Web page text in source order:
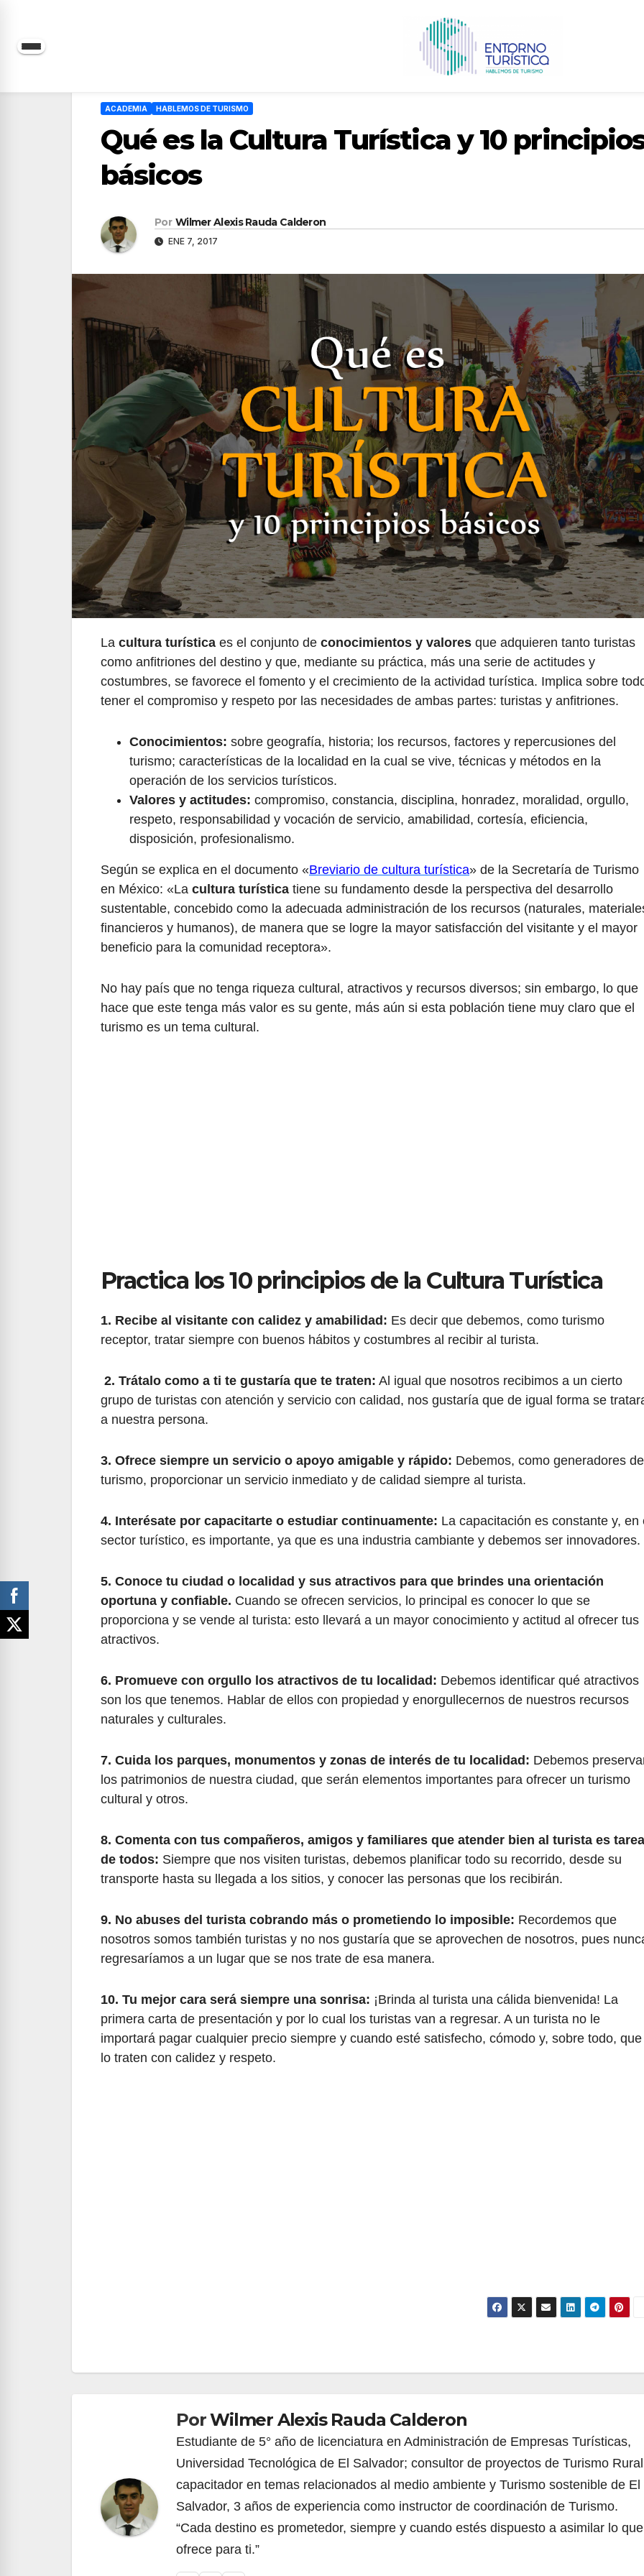
Saltar
ACADEMIA HABLEMOS DE TURISMO
Qué es la Cultura Turística y 10
básicos
Por Wilmer Alexis Rauda Calderon
ENE 7, 2017
La cultura turística es el conjunto de conocimientos y valores que adquieren tanto turistas
como anfitriones del destino y que, mediante su práctica, más una serie de actitudes y
costumbres, se favorece el fomento y el crecimiento de la actividad turística. Implica sobre
tener el compromiso y respeto por las necesidades de ambas partes: turistas y anfitriones.
Conocimientos: sobre geografía, historia; los recursos, factores y repercusiones del
turismo; características de la localidad en la cual se vive, técnicas y métodos en la
operación de los servicios turísticos.
Valores y actitudes: compromiso, constancia, disciplina, honradez, moralidad, orgullo,
respeto, responsabilidad y vocación de servicio, amabilidad, cortesía, eficiencia,
disposición, profesionalismo.
Según se explica en el documento «Breviario de cultura turística» de la Secretaría de Turismo
en México: «La cultura turística tiene su fundamento desde la perspectiva del desarrollo
sustentable, concebido como la adecuada administración de los recursos (naturales,
financieros y humanos), de manera que se logre la mayor satisfacción del visitante y el mayor
beneficio para la comunidad receptora».
No hay país que no tenga riqueza cultural, atractivos y recursos diversos; sin embargo, lo que
hace que este tenga más valor es su gente, más aún si esta población tiene muy claro que el
turismo es un tema cultural.
Practica los 10 principios de la Cultura Turística
1. Recibe al visitante con calidez y amabilidad: Es decir que debemos, como turismo
receptor, tratar siempre con buenos hábitos y costumbres al recibir al turista.
2. Trátalo como a ti te gustaría que te traten: Al igual que nosotros recibimos a un cierto
grupo de turistas con atención y servicio con calidad, nos gustaría que de igual forma se
a nuestra persona.
3. Ofrece siempre un servicio o apoyo amigable y rápido: Debemos, como generadores de
turismo, proporcionar un servicio inmediato y de calidad siempre al turista.
4. Interésate por capacitarte o estudiar continuamente: La capacitación es constante y, en
sector turístico, es importante, ya que es una industria cambiante y debemos ser innovadores.
5. Conoce tu ciudad o localidad y sus atractivos para que brindes una orientación
oportuna y confiable. Cuando se ofrecen servicios, lo principal es conocer lo que se
proporciona y se vende al turista: esto llevará a un mayor conocimiento y actitud al ofrecer tus
atractivos.
6. Promueve con orgullo los atractivos de tu localidad: Debemos identificar qué atractivos
son los que tenemos. Hablar de ellos con propiedad y enorgullecernos de nuestros recursos
naturales y culturales.
7. Cuida los parques, monumentos y zonas de interés de tu localidad: Debemos
los patrimonios de nuestra ciudad, que serán elementos importantes para ofrecer un turismo
cultural y otros.
8. Comenta con tus compañeros, amigos y familiares que atender bien al turista es tarea
de todos: Siempre que nos visiten turistas, debemos planificar todo su recorrido, desde su
transporte hasta su llegada a los sitios, y conocer las personas que los recibirán.
9. No abuses del turista cobrando más o prometiendo lo imposible: Recordemos que
nosotros somos también turistas y no nos gustaría que se aprovechen de nosotros, pues
regresaríamos a un lugar que se nos trate de esa manera.
10. Tu mejor cara será siempre una sonrisa: ¡Brinda al turista una cálida bienvenida! La
primera carta de presentación y por lo cual los turistas van a regresar. A un turista no le
importará pagar cualquier precio siempre y cuando esté satisfecho, cómodo y, sobre todo, que
lo traten con calidez y respeto.
de
entradasPorWilmer Alexis Rauda Calderon
Estudiante de 5° año de licenciatura en Administración de Empresas Turísticas,
Universidad Tecnológica de El Salvador; consultor de proyectos de Turismo
capacitador en temas relacionados al medio ambiente y Turismo sostenible de El
Salvador, 3 años de experiencia como instructor de coordinación de Turismo.
“Cada destino es prometedor, siempre y cuando estés dispuesto a asimilar lo que
ofrece para ti.”